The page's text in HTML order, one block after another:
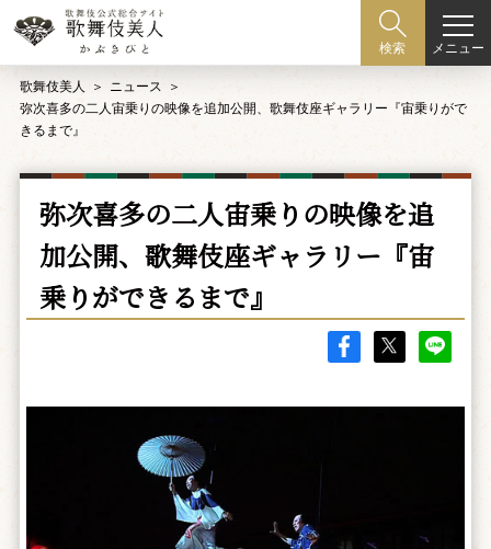
検索 メニュー
歌舞伎美人
ニュース
弥次喜多の二人宙乗りの映像を追加公開、歌舞伎座ギャラリー『宙乗りがで
きるまで』
弥次喜多の二人宙乗りの映像を追
加公開、歌舞伎座ギャラリー『宙
乗りができるまで』